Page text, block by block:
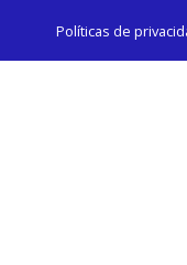
Políticas de